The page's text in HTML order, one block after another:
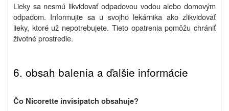
Lieky sa nesmú likvidovať odpadovou vodou alebo domovým
odpadom. Informujte sa u svojho lekárnika ako zlikvidovať
lieky, ktoré už nepotrebujete. Tieto opatrenia pomôžu chrániť
životné prostredie.
6. obsah balenia a ďalšie informácie
Čo Nicorette invisipatch obsahuje?